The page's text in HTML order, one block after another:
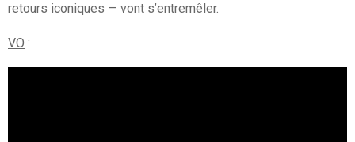
retours iconiques — vont s’entremêler.
VO :